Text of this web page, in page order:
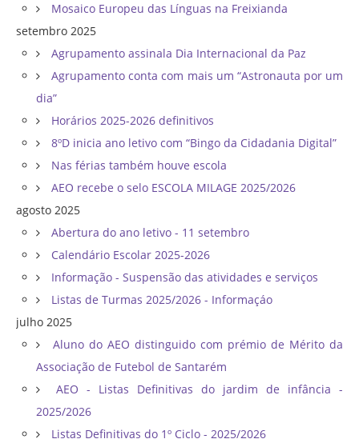
Mosaico Europeu das Línguas na Freixianda
setembro 2025
Agrupamento assinala Dia Internacional da Paz
Agrupamento conta com mais um “Astronauta por um
dia”
Horários 2025-2026 definitivos
8ºD inicia ano letivo com “Bingo da Cidadania Digital”
Nas férias também houve escola
AEO recebe o selo ESCOLA MILAGE 2025/2026
agosto 2025
Abertura do ano letivo - 11 setembro
Calendário Escolar 2025-2026
Informação - Suspensão das atividades e serviços
Listas de Turmas 2025/2026 - Informaçáo
julho 2025
Aluno do AEO distinguido com prémio de Mérito da
Associação de Futebol de Santarém
AEO - Listas Definitivas do jardim de infância -
2025/2026
Listas Definitivas do 1º Ciclo - 2025/2026